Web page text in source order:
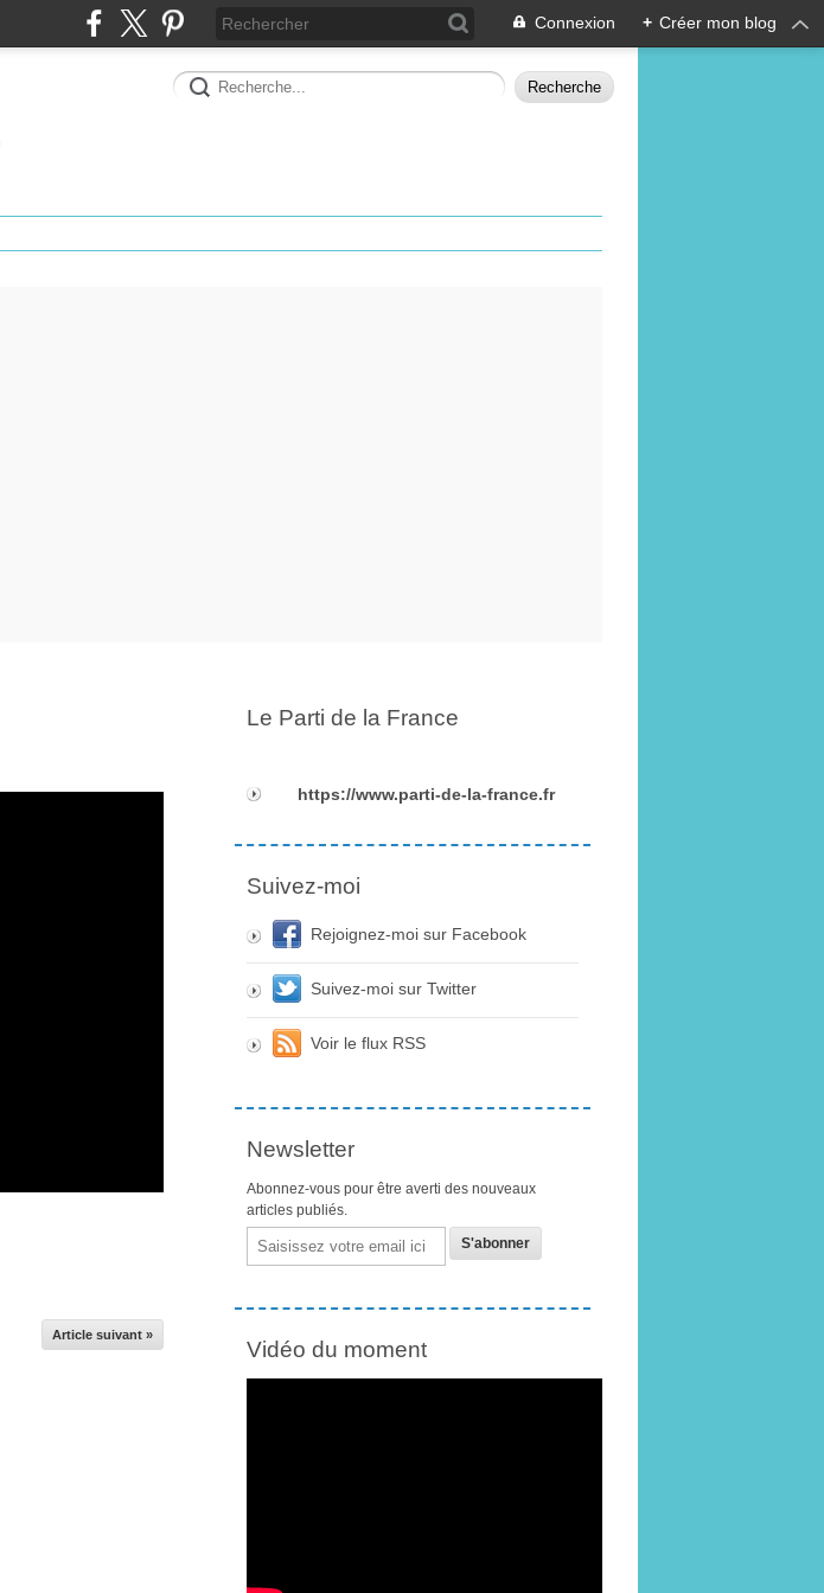
Connexion + Créer mon blog
Article suivant »
Le Parti de la France
https://www.parti-de-la-france.fr
Suivez-moi
Rejoignez-moi sur Facebook
Suivez-moi sur Twitter
Voir le flux RSS
Newsletter
Abonnez-vous pour être averti des nouveaux
articles publiés.
Email
Vidéo du moment